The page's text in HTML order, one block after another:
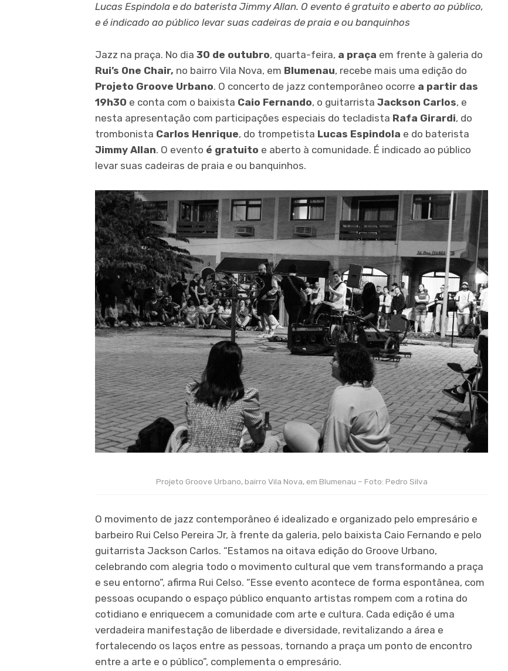
Lucas Espindola e do baterista Jimmy Allan. O evento é gratuito e aberto ao público,
e é indicado ao público levar suas cadeiras de praia e ou banquinhos
Jazz na praça. No dia 30 de outubro, quarta-feira, a praça em frente à galeria do
Rui’s One Chair, no bairro Vila Nova, em Blumenau, recebe mais uma edição do
Projeto Groove Urbano. O concerto de jazz contemporâneo ocorre a partir das
19h30 e conta com o baixista Caio Fernando, o guitarrista Jackson Carlos, e
nesta apresentação com participações especiais do tecladista Rafa Girardi, do
trombonista Carlos Henrique, do trompetista Lucas Espindola e do baterista
Jimmy Allan. O evento é gratuito e aberto à comunidade. É indicado ao público
levar suas cadeiras de praia e ou banquinhos.
Projeto Groove Urbano, bairro Vila Nova, em Blumenau – Foto: Pedro Silva
O movimento de jazz contemporâneo é idealizado e organizado pelo empresário e
barbeiro Rui Celso Pereira Jr, à frente da galeria, pelo baixista Caio Fernando e pelo
guitarrista Jackson Carlos. “Estamos na oitava edição do Groove Urbano,
celebrando com alegria todo o movimento cultural que vem transformando a praça
e seu entorno”, afirma Rui Celso. “Esse evento acontece de forma espontânea, com
pessoas ocupando o espaço público enquanto artistas rompem com a rotina do
cotidiano e enriquecem a comunidade com arte e cultura. Cada edição é uma
verdadeira manifestação de liberdade e diversidade, revitalizando a área e
fortalecendo os laços entre as pessoas, tornando a praça um ponto de encontro
entre a arte e o público”, complementa o empresário.